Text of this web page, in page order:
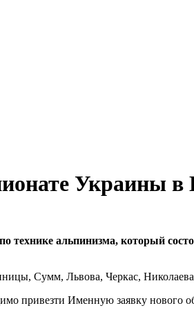
Украины
технике альпинизма, который
Сумм, Львова, Черкас,
привезти Именную заявку нового